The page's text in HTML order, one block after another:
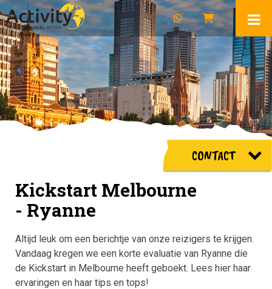
CONTACT
Kickstart Melbourne
- Ryanne
Altijd leuk om een berichtje van onze reizigers te krijgen.
Vandaag kregen we een korte evaluatie van Ryanne die
de Kickstart in Melbourne heeft geboekt. Lees hier haar
ervaringen en haar tips en tops!